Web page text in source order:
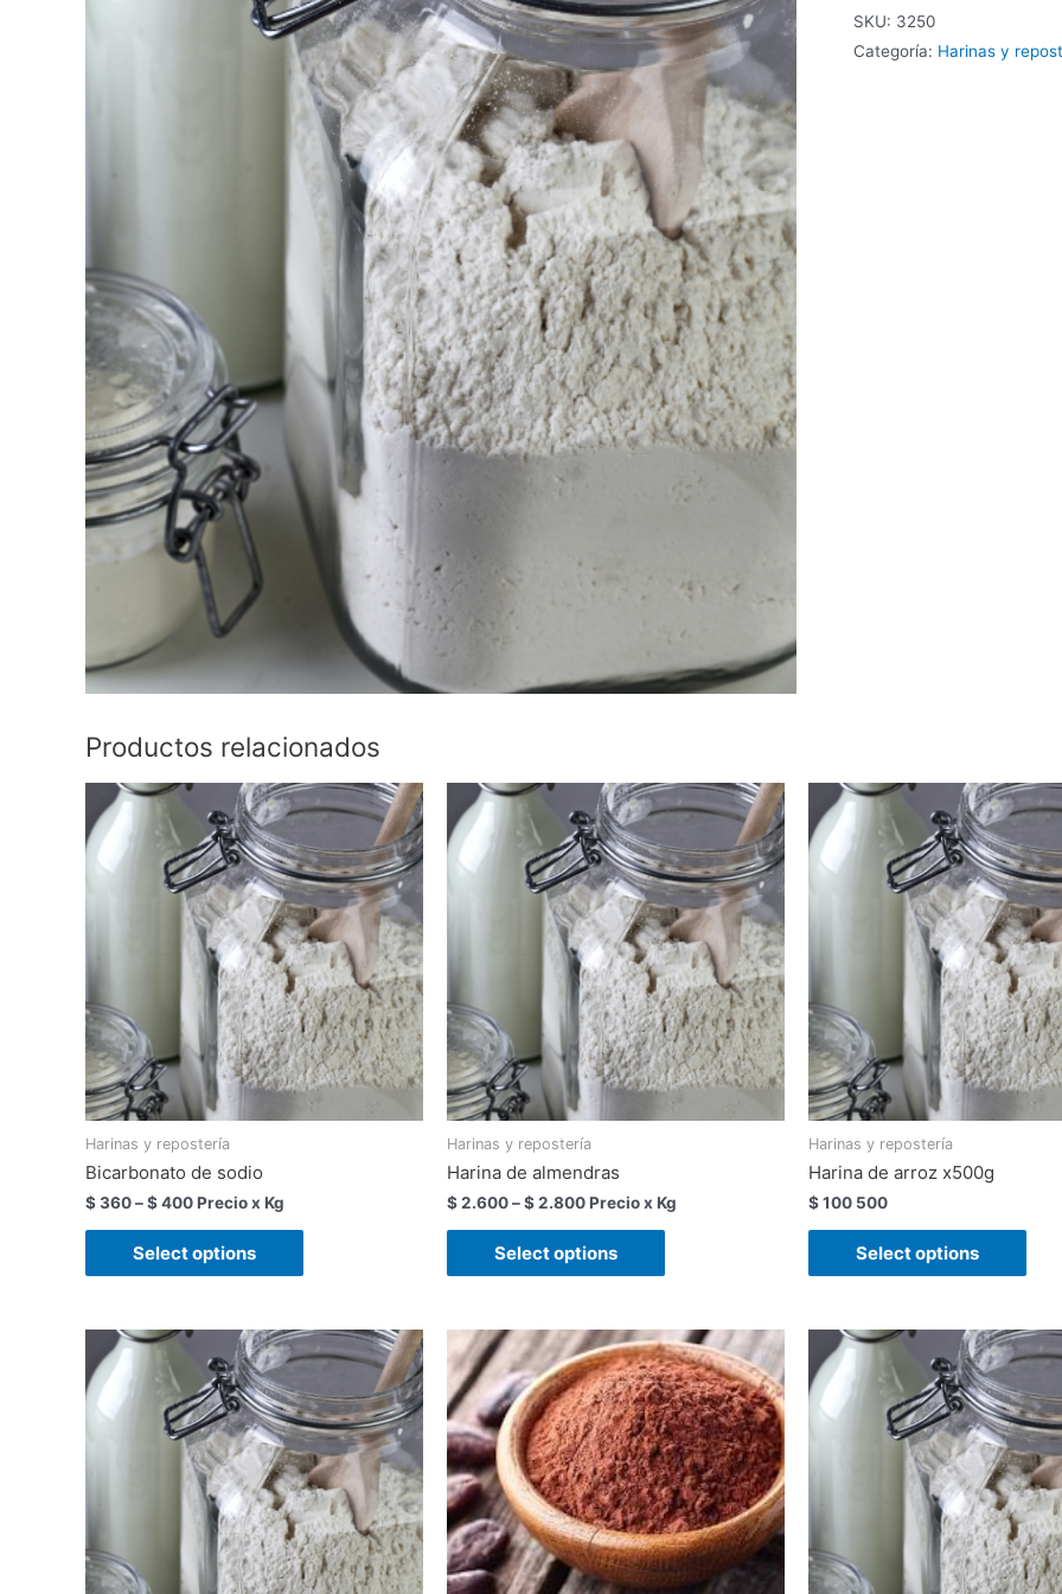
SKU: 3250
Categoría: Harinas y
Productos relacionados
Harinas y repostería
Bicarbonato de sodio
$360–$400Precio x Kg
Select options
Harinas y repostería
Harina de almendras
$2.600–$2.800Precio x Kg
Select options
Harinas y repostería
Harina de arroz x500g
$100 500
Select options